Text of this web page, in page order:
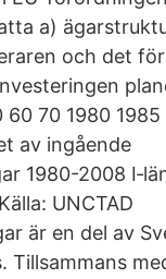
a)
och det
70 1980 1985
av ingående
1980-2008
UNCTAD
är en del av
Tillsammans